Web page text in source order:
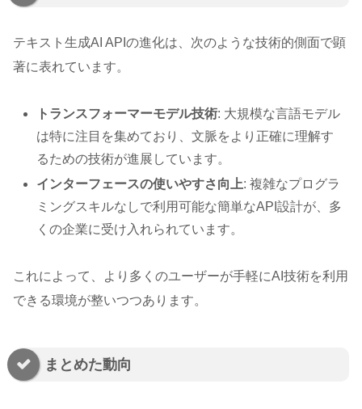
テキスト生成AI APIの進化は、次のような技術的側面で顕
著に表れています。
トランスフォーマーモデル技術: 大規模な言語モデル
は特に注目を集めており、文脈をより正確に理解す
るための技術が進展しています。
インターフェースの使いやすさ向上: 複雑なプログラ
ミングスキルなしで利用可能な簡単なAPI設計が、多
くの企業に受け入れられています。
これによって、より多くのユーザーが手軽にAI技術を利用
できる環境が整いつつあります。
まとめた動向